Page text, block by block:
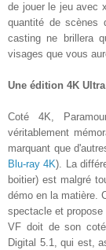
de jouer le jeu avec
quantité de scènes
casting ne brillera
visages que vous
Une édition 4K
Coté 4K,
véritablement
marquant que
Blu-ray 4K). La
boitier) est malgré
démo en la matière.
spectacle et
VF doit de son
Digital 5.1, qui est,